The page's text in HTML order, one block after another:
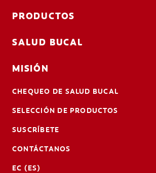
PRODUCTOS
SALUD BUCAL
MISIÓN
CHEQUEO DE SALUD BUCAL
SELECCIÓN DE PRODUCTOS
SUSCRÍBETE
CONTÁCTANOS
EC (ES)